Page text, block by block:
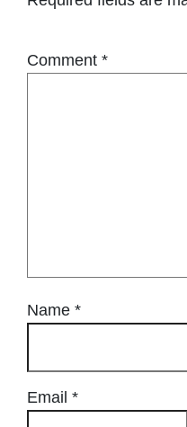
Comment *
Name *
Email *